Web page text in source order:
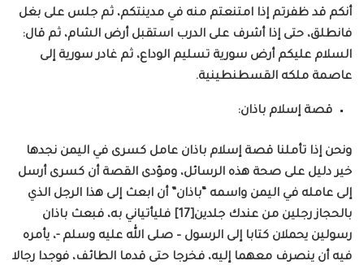
أنكم قد ظفرتم إذا امتنعتم منه في مدينتكم، ثم جلس على بغل
فانطلق، حتى إذا أشرف على الدرب استقبل أرض الشام، ثم قال:
السلام عليكم أرض سورية تسليم الوداع، ثم غادر سورية إلى
عاصمة ملكه القسطنطينية.
قصة إسلام باذان:
ونحن إذا تأملنا قصة إسلام باذان عامل كسرى في اليمن نجدها
خير دليل على صحة هذه الرسائل، ومؤدى القصة أن كسرى أرسل
إلى عامله في اليمن واسمه “باذان” أن ابعث إلى هذا الرجل الذي
بالحجاز رجلين من عندك جلدين[17] فليأتياني به، فبعث باذان
رسولين يحملان كتابا إلى الرسول – صلى الله عليه وسلم -، يأمره
فيه أن ينصرف معهما إليه، فخرجا حتى قدما الطائف، فوجدا رجالا